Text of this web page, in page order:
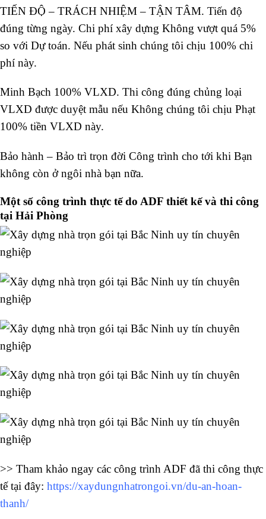
TIẾN ĐỘ – TRÁCH NHIỆM – TẬN TÂM. Tiến độ
đúng từng ngày. Chi phí xây dựng Không vượt quá 5%
so với Dự toán. Nếu phát sinh chúng tôi chịu 100% chi
phí này.
Minh Bạch 100% VLXD. Thi công đúng chủng loại
VLXD được duyệt mẫu nếu Không chúng tôi chịu Phạt
100% tiền VLXD này.
Bảo hành – Bảo trì trọn đời Công trình cho tới khi Bạn
không còn ở ngôi nhà bạn nữa.
Một số công trình thực tế do ADF thiết kế và thi công
tại Hải Phòng
>> Tham khảo ngay các công trình ADF đã thi công thực
tế tại đây: https://xaydungnhatrongoi.vn/du-an-hoan-
thanh/